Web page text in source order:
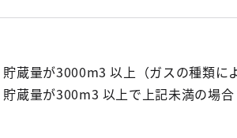
貯蔵量が3000m3 以上（ガスの種類に
貯蔵量が300m3 以上で上記未満の場合